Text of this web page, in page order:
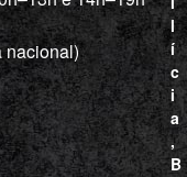
nacional)
l
í
c
i
a
,
B